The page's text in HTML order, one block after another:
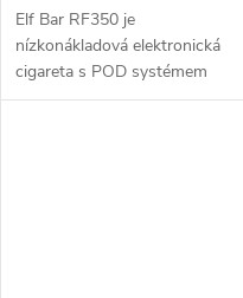
Elf Bar RF350 je
nízkonákladová elektronická
cigareta s POD systémem
vážící pouhých 20g a